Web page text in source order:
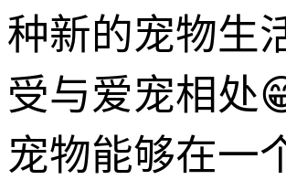
种新的宠物生
受与爱宠相处
宠物能够在一